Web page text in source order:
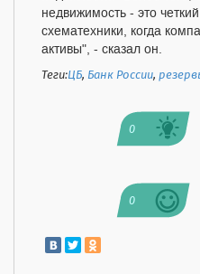
недвижимость - это
схематехники, когда
активы", - сказал он.
Теги:ЦБ, Банк России,
0
0